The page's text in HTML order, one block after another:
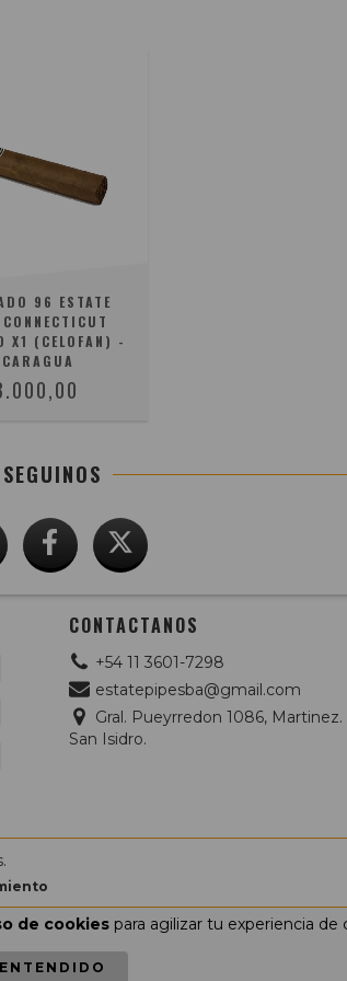
de cookiespara agilizar tu experiencia de
ENTENDIDO
96 ESTATE
X1 (CELOFAN) -
SEGUINOS
CONTACTANOS
+54 11 3601-7298
estatepipesba@gmail.com
Gral. Pueyrredon 1086, Martinez.
San Isidro.